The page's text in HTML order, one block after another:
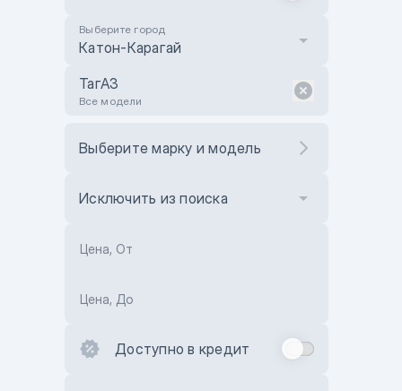
Выберите город
Катон-Карагай
ТагАЗ
Все модели
Выберите марку и модель
Исключить из поиска
Цена, От
Цена, До
Доступно в кредит